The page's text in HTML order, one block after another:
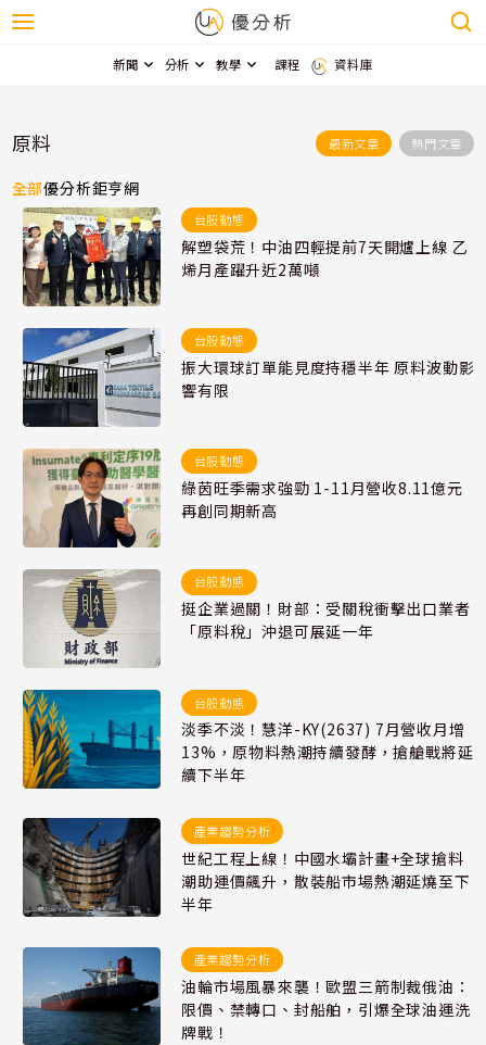
新聞 分析 教學 課程 資料庫
原料 最新文章 熱門文章
全部優分析鉅亨網
台股動態
解塑袋荒！中油四輕提前7天開爐上線 乙
烯月產躍升近2萬噸
台股動態
振大環球訂單能見度持穩半年 原料波動影
響有限
台股動態
綠茵旺季需求強勁 1-11月營收8.11億元
再創同期新高
台股動態
挺企業過關！財部：受關稅衝擊出口業者
「原料稅」沖退可展延一年
台股動態
淡季不淡！慧洋-KY(2637) 7月營收月增
13%，原物料熱潮持續發酵，搶艙戰將延
續下半年
產業趨勢分析
世紀工程上線！中國水壩計畫+全球搶料
潮助運價飆升，散裝船市場熱潮延燒至下
半年
產業趨勢分析
油輪市場風暴來襲！歐盟三箭制裁俄油：
限價、禁轉口、封船舶，引爆全球油運洗
牌戰！